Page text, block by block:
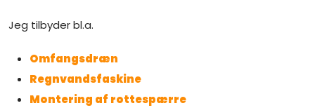
Jeg tilbyder bl.a.
Omfangsdræn
Regnvandsfaskine
Montering af rottespærre